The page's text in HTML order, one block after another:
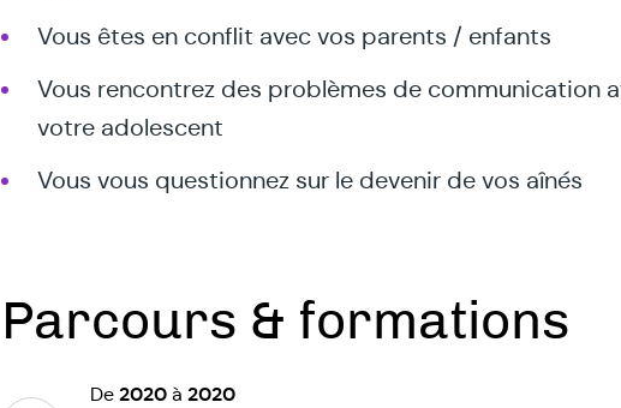
Vous êtes en conflit avec vos parents / enfants
Vous rencontrez des problèmes de communication
votre adolescent
Vous vous questionnez sur le devenir de vos aînés
Parcours & formations
De 2020à 2020